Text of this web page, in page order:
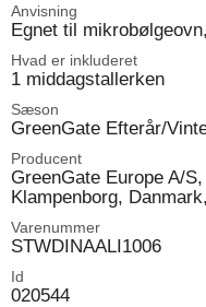
Anvisning
Egnet til
Hvad er inkluderet
1 middagstallerken
Sæson
GreenGate Efterår/
Producent
GreenGate Europe A/
Klampenborg,
Varenummer
STWDINAALI1006
Id
020544